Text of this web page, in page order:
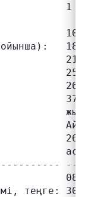
1
100
18
370
теңге: 30